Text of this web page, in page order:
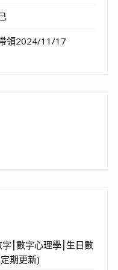
領2024/11/17
字⎮數字心理學⎮生日數
期更新)